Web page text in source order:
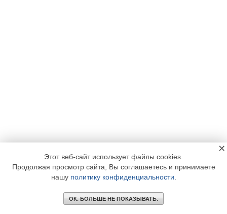
Этот веб-сайт использует файлы cookies.
Продолжая просмотр сайта, Вы соглашаетесь и принимаете
нашу политику конфиденциальности
ОК. БОЛЬШЕ НЕ ПОКАЗЫВАТЬ.
×